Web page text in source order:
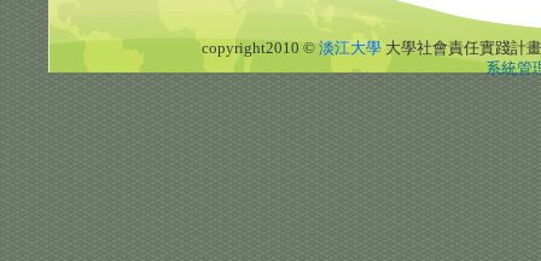
copyright2010 © 淡江大學 大學社會責任實踐計
系統管